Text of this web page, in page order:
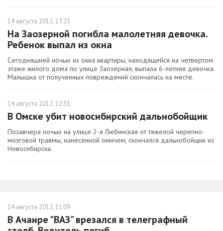
14 августа 2012, 13:25
На Заозерной погибла малолетняя девочка.
Ребенок выпал из окна
Сегодняшней ночью из окна квартиры, находящейся на четвертом
этаже жилого дома по улице Заозерная, выпала 6-летняя девочка.
Малышка от полученных повреждений скончалась на месте.
14 августа 2012, 12:31
В Омске убит новосибирский дальнобойщик
Позавчера ночью на улице 2-я Любинская от тяжелой черепно-
мозговой травмы, нанесённой омичем, скончался дальнобойщик из
Новосибирска.
14 августа 2012, 11:09
В Ачаире "ВАЗ" врезался в телеграфный